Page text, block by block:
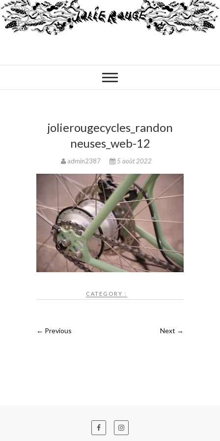
jolierougecycles_randon
neuses_web-12
admin2387 5 août 2022
CATEGORY :
← Previous Next →